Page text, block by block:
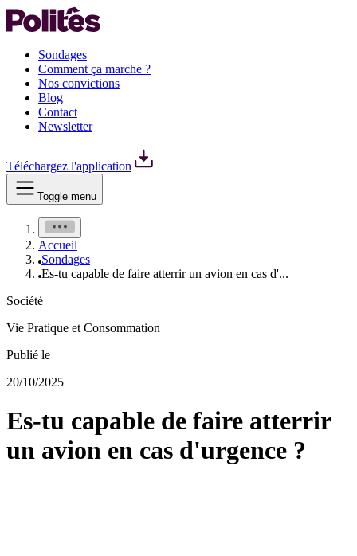
Sondages
Comment ça marche ?
Nos convictions
Blog
Contact
Newsletter
Téléchargez l'application
Toggle menu
Accueil
Sondages
Es-tu capable de faire atterrir un avion en cas d'...
Société
Vie Pratique et Consommation
Publié le
20/10/2025
Es-tu capable de faire atterrir
un avion en cas d'urgence ?